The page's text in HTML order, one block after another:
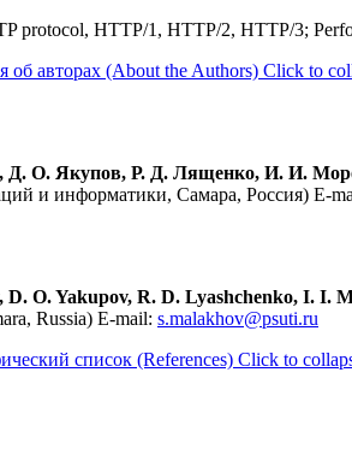
protocol, HTTP/1, HTTP/2, HTTP/3;
авторах (About the Authors) Click to
Д. О. Якупов, Р. Д. Лященко, И. И.
и информатики, Самара, Россия) E-
D. O. Yakupov, R. D. Lyashchenko, I. I.
Russia) E-mail: s.malakhov@psuti.ru
список (References) Click to